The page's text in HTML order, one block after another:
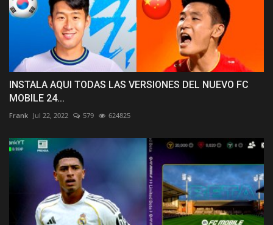
INSTALA AQUI TODAS LAS VERSIONES DEL NUEVO FC
MOBILE 24...
Frank Jul 22, 2022 579 624825